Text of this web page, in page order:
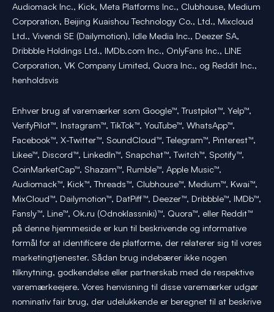
Audiomack Inc., Kick, Meta Platforms Inc., Clubhouse, Medium
Corporation, Beijing Kuaishou Technology Co., Ltd., Mixcloud
Ltd., Vivendi SE (Dailymotion), Idle Media Inc., Deezer SA,
Dribbble Holdings Ltd., IMDb.com Inc., OnlyFans Inc., LINE
Corporation, VK Company Limited, Quora Inc., og Reddit Inc.,
henholdsvis
Enhver brug af varemærker som Google™, Trustpilot™, Yelp™,
VerifyPilot™, Instagram™, TikTok™, YouTube™, WhatsApp™,
Facebook™, X-Twitter™, SoundCloud™, Telegram™, Pinterest™,
Likee™, Discord™, LinkedIn™, Snapchat™, Twitch™, Spotify™,
CoinMarketCap™, Shazam™, Rumble™, Apple Music™,
Audiomack™, Kick™, Threads™, Clubhouse™, Medium™, Kwai™,
MixCloud™, Dailymotion™, DatPiff™, Deezer™, Dribbble™, IMDb™,
Fansly™, Line™, Ok.ru (Odnoklassniki)™, Quora™, eller Reddit™
på denne hjemmeside er kun til beskrivende og informative
formål for at identificere de platforme, der relaterer sig til vores
marketingtjenester. Sådan brug indebærer ikke nogen
tilknytning, godkendelse eller partnerskab med de respektive
varemærkeejere. Vores henvisning til disse varemærker udgør
nominativ fair brug, der udelukkende er beregnet til at beskrive